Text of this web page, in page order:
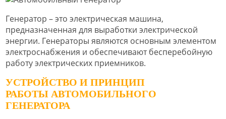
Генератор – это электрическая машина,
предназначенная для выработки электрической
энергии. Генераторы являются основным элементом
электроснабжения и обеспечивают бесперебойную
работу электрических приемников.
УСТРОЙСТВО И ПРИНЦИП
РАБОТЫ АВТОМОБИЛЬНОГО
ГЕНЕРАТОРА